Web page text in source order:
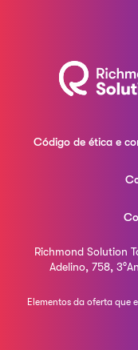
Código de ética e
Richmond Solution
Adelino, 758,
Elementos da oferta que